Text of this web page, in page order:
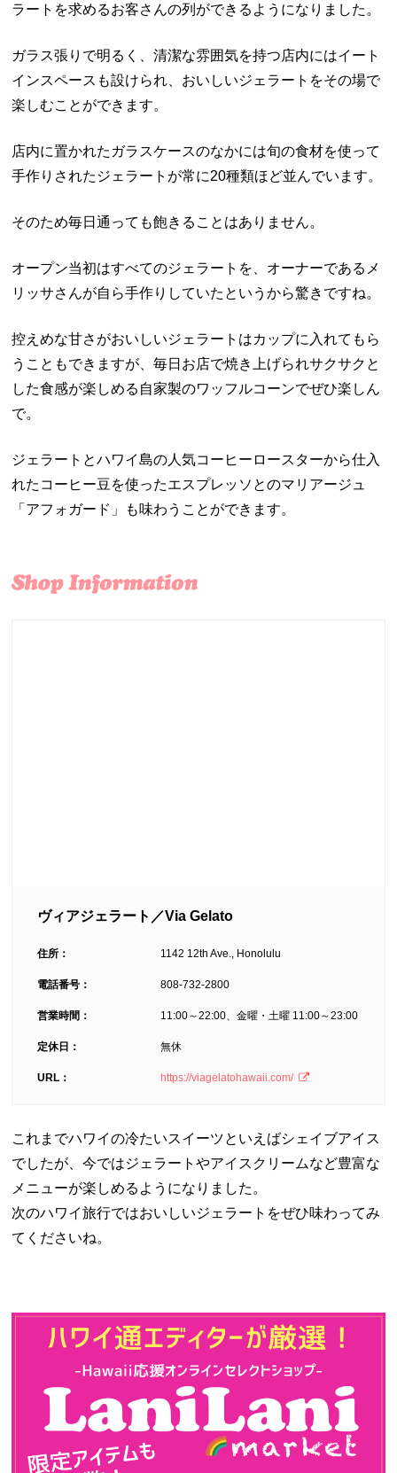
ラートを求めるお客さんの列ができるようになりました。
ガラス張りで明るく、清潔な雰囲気を持つ店内にはイート
インスペースも設けられ、おいしいジェラートをその場で
楽しむことができます。
店内に置かれたガラスケースのなかには旬の食材を使って
手作りされたジェラートが常に20種類ほど並んでいます。
そのため毎日通っても飽きることはありません。
オープン当初はすべてのジェラートを、オーナーであるメ
リッサさんが自ら手作りしていたというから驚きですね。
控えめな甘さがおいしいジェラートはカップに入れてもら
うこともできますが、毎日お店で焼き上げられサクサクと
した食感が楽しめる自家製のワッフルコーンでぜひ楽しん
で。
ジェラートとハワイ島の人気コーヒーロースターから仕入
れたコーヒー豆を使ったエスプレッソとのマリアージュ
「アフォガード」も味わうことができます。
ヴィアジェラート／Via Gelato
住所： 1142 12th Ave., Honolulu
電話番号： 808-732-2800
営業時間： 11:00～22:00、金曜・土曜 11:00～23:00
定休日： 無休
URL： https://viagelatohawaii.com/
これまでハワイの冷たいスイーツといえばシェイブアイス
でしたが、今ではジェラートやアイスクリームなど豊富な
メニューが楽しめるようになりました。
次のハワイ旅行ではおいしいジェラートをぜひ味わってみ
てくださいね。